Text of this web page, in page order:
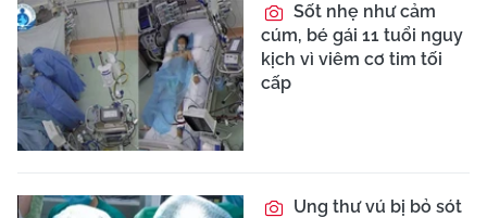
Sốt nhẹ như cảm
cúm, bé gái 11 tuổi nguy
kịch vì viêm cơ tim tối
cấp
Ung thư vú bị bỏ sót